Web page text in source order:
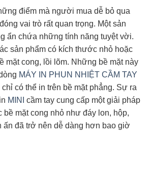
điểm mà người mua dễ bỏ qua
vai trò rất quan trọng. Một sản
ẩn chứa những tính năng tuyệt vời.
sản phẩm có kích thước nhỏ hoặc
mặt cong, lồi lõm. Những bề mặt này
MÁY IN PHUN NHIỆT CẦM TAY
chỉ có thể in trên bề mặt phẳng. Sự ra
MINI
cầm tay cung cấp một giải pháp
bề mặt cong nhỏ như đáy lon, hộp,
đã trở nên dễ dàng hơn bao giờ